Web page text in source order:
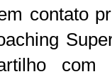
contato